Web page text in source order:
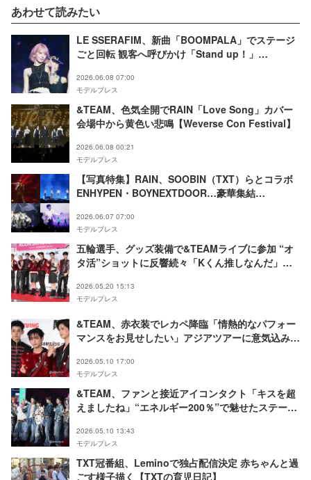
あわせて読みたい
LE SSERAFIM、新曲「BOOMPALA」でステージ
ごと回転 観客へ呼びかけ「Stand up！」
2026.06.08 07:00
モデルプレス
&TEAM、色気全開でRAIN「Love Song」カバー
会場中から黄色い悲鳴【Weverse Con Festival】
2026.06.08 00:21
モデルプレス
【写真特集】RAIN、SOOBIN（TXT）らとコラボ
ENHYPEN・BOYNEXTDOOR…豪華集結
2026.06.07 07:00
モデルプレス
五輪選手、グッズ装備で&TEAMライブに参加 “オ
タ活”ショットに反響続々「Kくん推しなんだ」
2026.05.20 15:13
モデルプレス
&TEAM、赤衣装でレカペ降臨「情熱的なパフォー
マンスをお見せしたい」アジアツアーに意気込みも
2026.05.10 17:00
モデルプレス
&TEAM、ファンと接近アイコンタクト「キスを超
えましたね」“エネルギー200％”で魅せたステージ
2026.05.10 13:43
モデルプレス
TXT冠番組、Leminoで独占配信決定 赤ちゃんと過
ごす様子描く【TXTの育児日記】